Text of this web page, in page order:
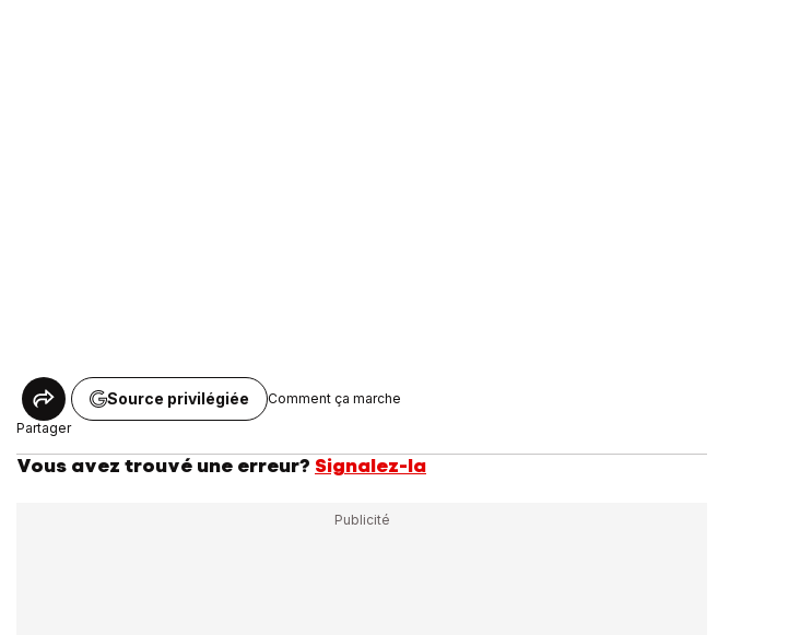
Partager
Source privilégiée Comment ça marche
Vous avez trouvé une erreur? Signalez-la